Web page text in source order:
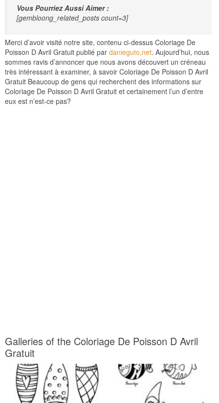
Vous Pourriez Aussi Aimer :
[gembloong_related_posts count=3]
Merci d’avoir visité notre site, contenu ci-dessus Coloriage De
Poisson D Avril Gratuit publié par danieguto,net. Aujourd’hui, nous
sommes ravis d’annoncer que nous avons découvert un créneau
très intéressant à examiner, à savoir Coloriage De Poisson D Avril
Gratuit Beaucoup de gens qui recherchent des informations sur
Coloriage De Poisson D Avril Gratuit et certainement l’un d’entre
eux est n’est-ce pas?
Galleries of the Coloriage De Poisson D Avril
Gratuit